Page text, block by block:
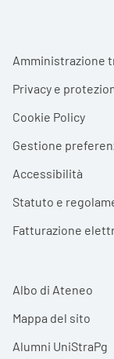
Footer
Amministrazione
Privacy e
Cookie Policy
Gestione
Accessibilità
Statuto e
Fatturazione
Albo di Ateneo
Mappa del sito
Alumni UniStraPg